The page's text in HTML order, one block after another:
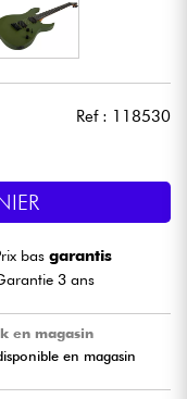
Ref : 118530
basgarantis
3 ans
en magasin
en magasin